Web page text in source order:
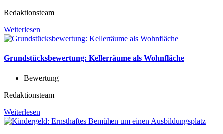
Redaktionsteam
Weiterlesen
Grundstücksbewertung: Kellerräume als Wohnfläche
Bewertung
Redaktionsteam
Weiterlesen